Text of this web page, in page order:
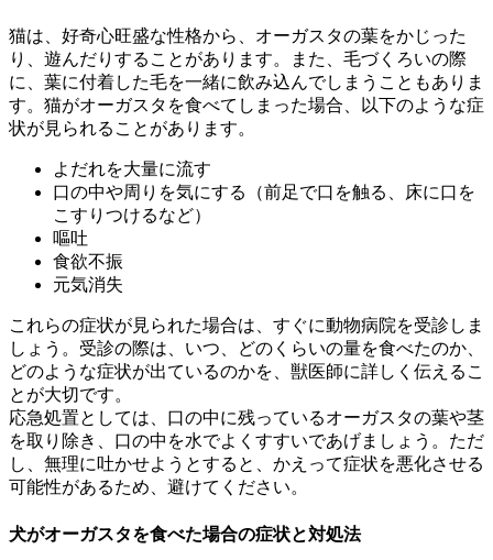
猫は、好奇心旺盛な性格から、オーガスタの葉をかじった
り、遊んだりすることがあります。また、毛づくろいの際
に、葉に付着した毛を一緒に飲み込んでしまうこともありま
す。猫がオーガスタを食べてしまった場合、以下のような症
状が見られることがあります。
よだれを大量に流す
口の中や周りを気にする（前足で口を触る、床に口を
こすりつけるなど）
嘔吐
食欲不振
元気消失
これらの症状が見られた場合は、すぐに動物病院を受診しま
しょう。受診の際は、いつ、どのくらいの量を食べたのか、
どのような症状が出ているのかを、獣医師に詳しく伝えるこ
とが大切です。
応急処置としては、口の中に残っているオーガスタの葉や茎
を取り除き、口の中を水でよくすすいであげましょう。ただ
し、無理に吐かせようとすると、かえって症状を悪化させる
可能性があるため、避けてください。
犬がオーガスタを食べた場合の症状と対処法